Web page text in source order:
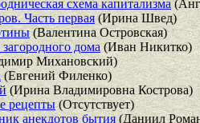
схема капитализма
Часть первая(Ирина Швед)
(Валентина Островская)
дома(Иван Никитко)
Михановский)
(Евгений Филенко)
(Ирина Владимировна Кострова)
рецепты(Отсутствует)
анекдотов бытия (Даниил